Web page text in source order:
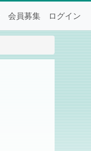
会員募集 ログイン